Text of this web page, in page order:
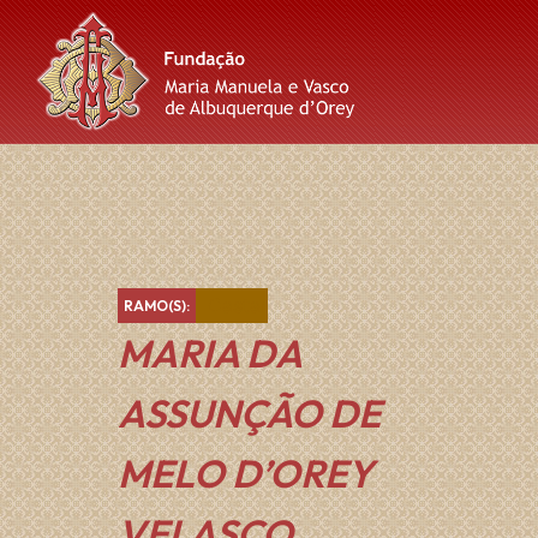
Skip
to
content
Skip
to
main
navigation
Skip
to
footer
MARIA DA
ASSUNÇÃO DE
MELO D’OREY
RAMO(S): Castanho